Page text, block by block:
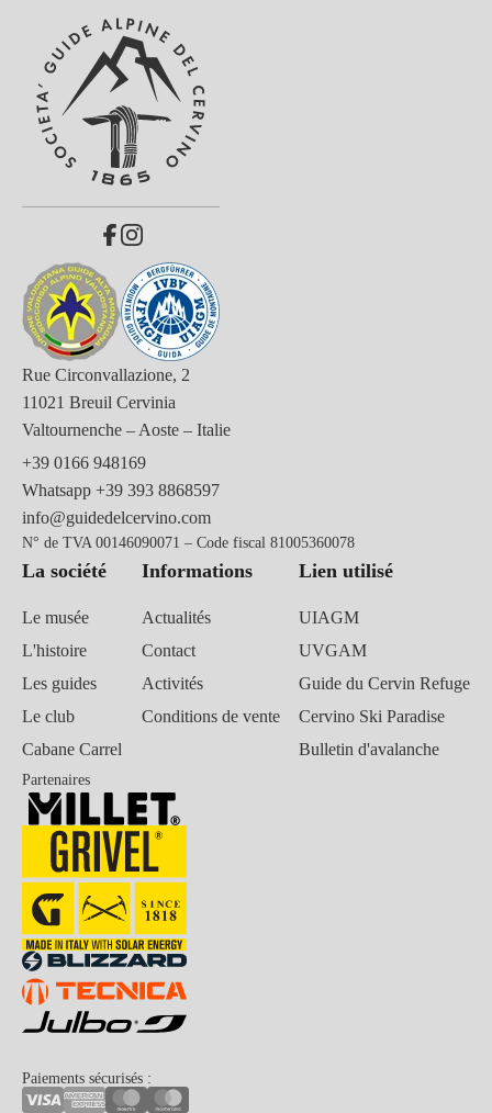
Rue Circonvallazione, 2
11021 Breuil Cervinia
Valtournenche – Aoste – Italie
+39 0166 948169
Whatsapp +39 393 8868597
info@guidedelcervino.com
N° de TVA 00146090071 – Code fiscal 81005360078
La société
Le musée
L'histoire
Les guides
Le club
Cabane Carrel
Informations
Actualités
Contact
Activités
Conditions de vente
Lien utilisé
UIAGM
UVGAM
Guide du Cervin Refuge
Cervino Ski Paradise
Bulletin d'avalanche
Partenaires
Paiements sécurisés :